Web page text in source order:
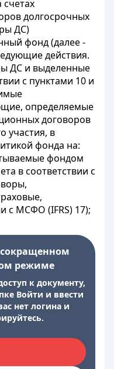
долгосрочных
ДС)
фонд (далее -
действия.
ДС и выделенные
с пунктами 10 и
определяемые
договоров
участия, в
фонда на:
фондом
в соответствии с
с МСФО (IFRS) 17);
режиме
к документу,
Войти и ввести
нет логина и